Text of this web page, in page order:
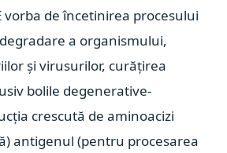
de încetinirea procesului
a organismului,
și virusurilor, curățirea
bolile degenerative-
crescută de aminoacizi
antigenul (pentru procesarea